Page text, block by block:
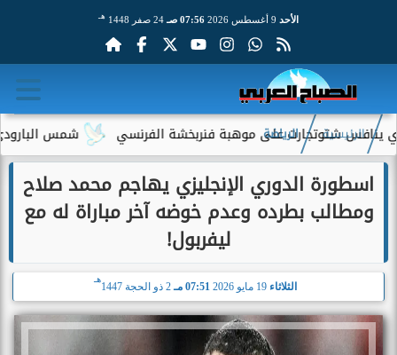
الأحد 07:56 صـ 24 صفر 1448 هـ
شمس البارودي تستعيد على موهبة فنربخشة الفرنسيالرئيسية الرياضة
اسطورة الدوري الإنجليزي يهاجم محمد صلاح
ومطالب بطرده وعدم خوضه آخر مباراة له مع
ليفربول!
الثلاثاء 19 مايو 2026 07:51 مـ 2 ذو الحجة 1447
هـ